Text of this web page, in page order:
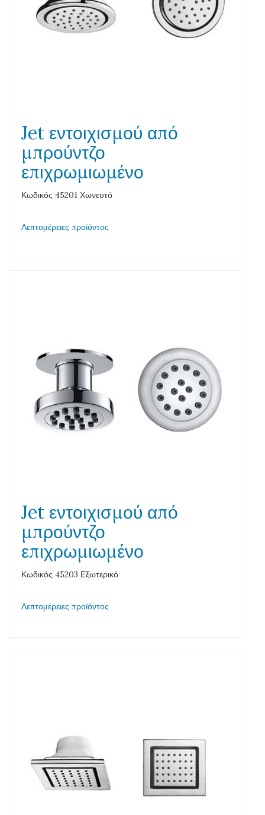
Jet εντοιχισμού από
μπρούντζο
επιχρωμιωμένο
Κωδικός 45201 Χωνευτό
Λεπτομέρειες προϊόντος
Jet εντοιχισμού από
μπρούντζο
επιχρωμιωμένο
Κωδικός 45203 Εξωτερικό
Λεπτομέρειες προϊόντος